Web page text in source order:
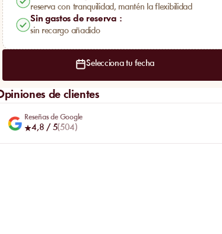
reserva con tranquilidad, mantén la flexibilidad
Sin gastos de reserva :
sin recargo añadido
Selecciona tu fecha
de clientes
Reseñas de Google
4,8 / 5(504)